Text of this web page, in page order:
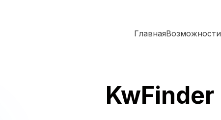
ГлавнаяВозможности
KwFinder